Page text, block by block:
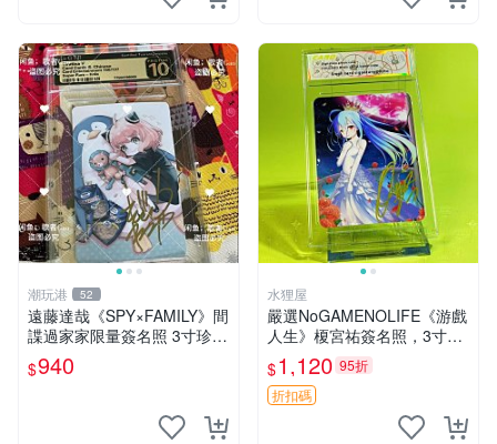
潮玩港 52
遠藤達哉《SPY×FAMILY》間
諜過家家限量簽名照 3寸珍藏
卡磚 間諜過家家 3寸 簽名照
SPY×FAMILY
$940
水狸屋
嚴選NoGAMENOLIFE《游戲
人生》榎宮祐簽名照，3寸親
筆簽名伴原裝卡磚 游戲人生
紙質 套裝
$1,120 95折
折扣碼